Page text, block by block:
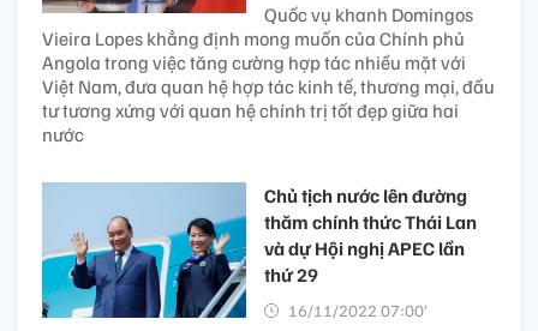
Quốc vụ khanh Domingos
Vieira Lopes khẳng định mong muốn của Chính phủ
Angola trong việc tăng cường hợp tác nhiều mặt với
Việt Nam, đưa quan hệ hợp tác kinh tế, thương mại, đầu
tư tương xứng với quan hệ chính trị tốt đẹp giữa hai
nước
Chủ tịch nước lên đường
thăm chính thức Thái Lan
và dự Hội nghị APEC lần
thứ 29
16/11/2022 07:00’